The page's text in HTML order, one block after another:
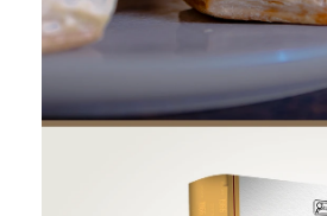
FOOD SERVICE